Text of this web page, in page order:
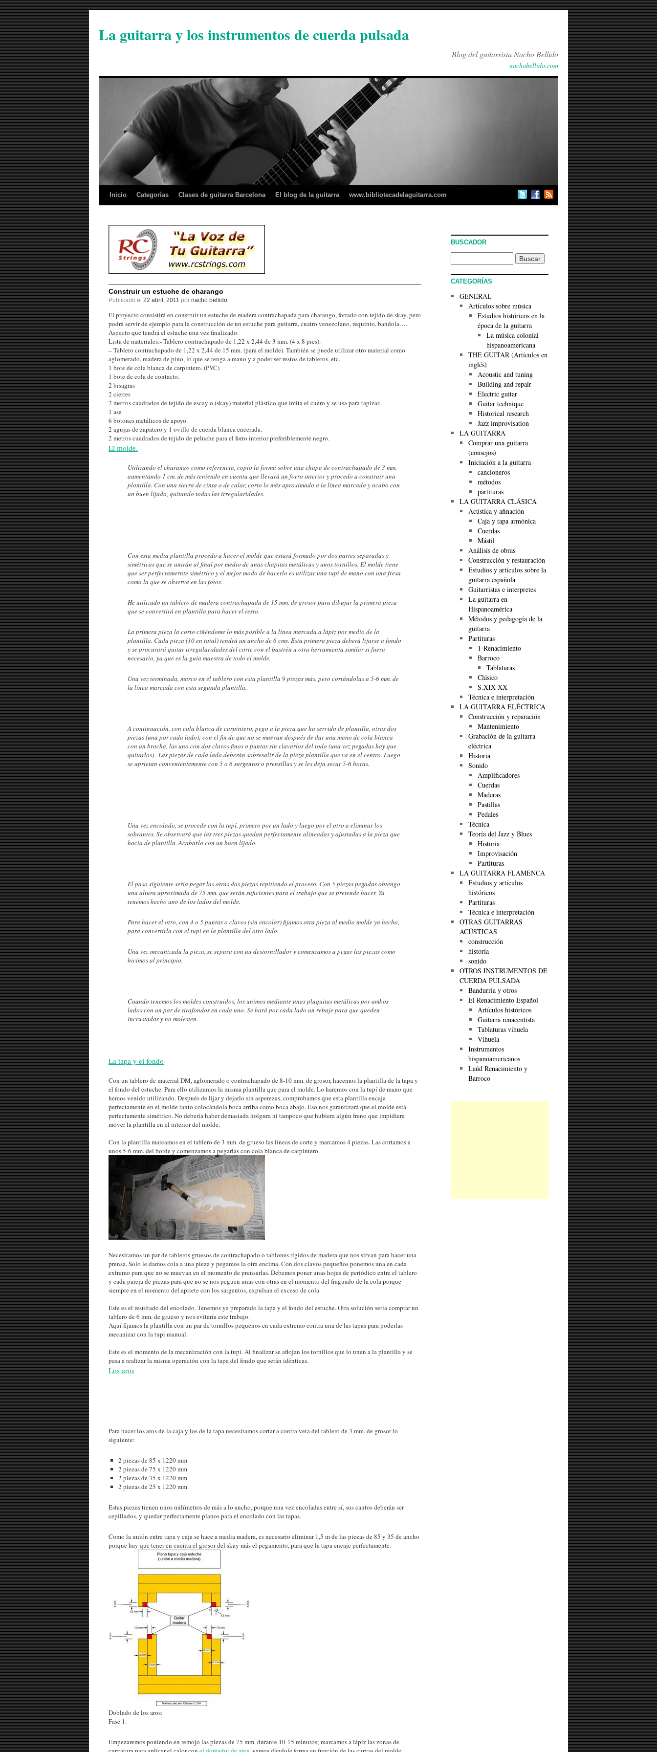
La guitarra y los instrumentos de cuerda pulsada
Blog del guitarrista Nacho Bellido
nachobellido.com
Inicio Categorías Clases de guitarra Barcelona El blog de la guitarra www.bibliotecadelaguitarra.com
Construir un estuche de charango
Publicado el 22 abril, 2011 por nacho bellido
El proyecto consistirá en construir un estuche de madera contrachapada para charango, forrado con tejido de skay, pero
podrá servir de ejemplo para la construcción de un estuche para guitarra, cuatro venezolano, requinto, bandola….
Aspecto que tendrá el estuche una vez finalizado.
Lista de materiales:- Tablero contrachapado de 1,22 x 2,44 de 3 mm. (4 x 8 pies).
– Tablero contrachapado de 1,22 x 2,44 de 15 mm. (para el molde). También se puede utilizar otro material como
aglomerado, madera de pino, lo que se tenga a mano y a poder ser restos de tableros, etc.
1 bote de cola blanca de carpintero. (PVC)
1 bote de cola de contacto.
2 bisagras
2 cierres
2 metros cuadrados de tejido de escay o (skay) material plástico que imita el cuero y se usa para tapizar.
1 asa
6 botones metálicos de apoyo.
2 agujas de zapatero y 1 ovillo de cuerda blanca encerada.
2 metros cuadrados de tejido de peluche para el forro interior preferiblemente negro.
El molde.
Utilizando el charango como referencia, copio la forma sobre una chapa de contrachapado de 3 mm.
aumentando 1 cm. de más teniendo en cuenta que llevará un forro interior y procedo a construir una
plantilla. Con una sierra de cinta o de calar, corto lo más aproximado a la línea marcada y acabo con
un buen lijado, quitando todas las irregularidades.
Con esta media plantilla procedo a hacer el molde que estará formado por dos partes separadas y
simétricas que se unirán al final por medio de unas chapitas metálicas y unos tornillos. El molde tiene
que ser perfectamernte simétrico y el mejor modo de hacerlo es utilizar una tupí de mano con una fresa
como la que se observa en las fotos.
He utilizado un tablero de madera contrachapada de 15 mm. de grosor para dibujar la primera pieza
que se convertirá en plantilla para hacer el resto.
La primera pieza la corto ciñéndome lo más posible a la línea marcada a lápiz por medio de la
plantilla. Cada pieza (10 en total) tendrá un ancho de 6 cms. Esta primera pieza deberá lijarse a fondo
y se procurará quitar irregularidades del corte con el bastrén u otra herramienta similar si fuera
necesario, ya que es la guía maestra de todo el molde.
Una vez terminada, marco en el tablero con esta plantilla 9 piezas más, pero cortándolas a 5-6 mm. de
la línea marcada con esta segunda plantilla.
A continuación, con cola blanca de carpintero, pego a la pieza que ha servido de plantilla, otras dos
piezas (una por cada lado); con el fin de que no se muevan después de dar una mano de cola blanca
con un brocha, las uno con dos clavos finos o puntas sin clavarlos del todo (una vez pegadas hay que
quitarlos) . Las piezas de cada lado deberán sobresalir de la pieza plantilla que va en el centro. Luego
se aprietan convenientemente con 5 o 6 sargentos o prensillas y se les deja secar 5-6 horas.
Una vez encolado, se procede con la tupí, primero por un lado y luego por el otro a eliminar los
sobrantes. Se observará que las tres piezas quedan perfectamente alineadas y ajustadas a la pieza que
hacía de plantilla. Acabarlo con un buen lijado.
El paso siguiente sería pegar las otras dos piezas repitiendo el proceso. Con 5 piezas pegadas obtengo
una altura aproximada de 75 mm. que serán suficientes para el trabajo que se pretende hacer. Ya
tenemos hecho uno de los lados del molde.
Para hacer el otro, con 4 o 5 puntas o clavos (sin encolar) fijamos otra pieza al medio molde ya hecho,
para convertirla con el tupí en la plantilla del otro lado.
Una vez mecanizada la pieza, se separa con un destornillador y comenzamos a pegar las piezas como
hicimos al principio.
Cuando tenemos los moldes construidos, los unimos mediante unas plaquitas metálicas por ambos
lados con un par de tirafondos en cada uno. Se hará por cada lado un rebaje para que queden
incrustadas y no molesten.
La tapa y el fondo
Con un tablero de material DM, aglomerado o contrachapado de 8-10 mm. de grosor, hacemos la plantilla de la tapa y
el fondo del estuche. Para ello utilizamos la misma plantilla que para el molde. Lo haremos con la tupí de mano que
hemos venido utilizando. Después de lijar y dejarlo sin asperezas, comprobamos que esta plantilla encaja
perfectamente en el molde tanto colocándola boca arriba como boca abajo. Eso nos garantizará que el molde está
perfectamente simétrico. No debería haber demasiada holgura ni tampoco que hubiera algún freno que impidiera
mover la plantilla en el interior del molde.
Con la plantilla marcamos en el tablero de 3 mm. de grueso las líneas de corte y marcamos 4 piezas. Las cortamos a
unos 5-6 mm. del borde y comenzamos a pegarlas con cola blanca de carpintero.
Necesitamos un par de tableros gruesos de contrachapado o tablones rígidos de madera que nos sirvan para hacer una
prensa. Solo le damos cola a una pieza y pegamos la otra encima. Con dos clavos pequeños ponemos una en cada
extremo para que no se muevan en el momento de prensarlas. Debemos poner unas hojas de periódico entre el tablero
y cada pareja de piezas para que no se nos peguen unas con otras en el momento del fraguado de la cola porque
siempre en el momento del apriete con los sargentos, expulsan el exceso de cola.
Este es el resultado del encolado. Tenemos ya preparado la tapa y el fondo del estuche. Otra solución sería comprar un
tablero de 6 mm. de grueso y nos evitaría este trabajo.
Aquí fijamos la plantilla con un par de tornillos pequeños en cada extremo contra una de las tapas para poderlas
mecanizar con la tupi manual.
Este es el momento de la mecanización con la tupí. Al finalizar se aflojan los tornillos que lo unen a la plantilla y se
pasa a realizar la misma operación con la tapa del fondo que serán idénticas.
Los aros
Para hacer los aros de la caja y los de la tapa necesitamos cortar a contra veta del tablero de 3 mm. de grosor lo
siguiente:
2 piezas de 85 x 1220 mm
2 piezas de 75 x 1220 mm
2 piezas de 35 x 1220 mm
2 piezas de 25 x 1220 mm
Estas piezas tienen unos milímetros de más a lo ancho, porque una vez encoladas entre sí, sus cantos deberán ser
cepillados, y quedar perfectamente planos para el encolado con las tapas.
Como la unión entre tapa y caja se hace a media madera, es necesario eliminar 1,5 m de las piezas de 85 y 35 de ancho
porque hay que tener en cuenta el grosor del skay más el pegamento, para que la tapa encaje perfectamente.
Doblado de los aros:
Fase 1.
Empezaremos poniendo en remojo las piezas de 75 mm. durante 10-15 minutos; marcamos a lápiz las zonas de
BUSCADOR
CATEGORÍAS
GENERAL
Artículos sobre música
Estudios históricos en la
época de la guitarra
La música colonial
hispanoamericana
THE GUITAR (Artículos en
inglés)
Acoustic and tuning
Building and repair
Electric guitar
Guitar technique
Historical research
Jazz improvisation
LA GUITARRA
Comprar una guitarra
(consejos)
Iniciación a la guitarra
cancioneros
métodos
partituras
LA GUITARRA CLÁSICA
Acústica y afinación
Caja y tapa armónica
Cuerdas
Mástil
Análisis de obras
Construcción y restauración
Estudios y artículos sobre la
guitarra española
Guitarristas e interpretes
La guitarra en
Hispanoamérica
Métodos y pedagogía de la
guitarra
Partituras
1-Renacimiento
Barroco
Tablaturas
Clásico
S.XIX-XX
Técnica e interpretación
LA GUITARRA ELÉCTRICA
Construcción y reparación
Mantenimiento
Grabación de la guitarra
eléctrica
Historia
Sonido
Amplificadores
Cuerdas
Maderas
Pastillas
Pedales
Técnica
Teoría del Jazz y Blues
Historia
Improvisación
Partituras
LA GUITARRA FLAMENCA
Estudios y artículos
históricos
Partituras
Técnica e interpretación
OTRAS GUITARRAS
ACÚSTICAS
construcción
historia
sonido
OTROS INSTRUMENTOS DE
CUERDA PULSADA
Bandurria y otros
El Renacimiento Español
Artículos históricos
Guitarra renacentista
Tablaturas vihuela
Vihuela
Instrumentos
hispanoamericanos
Laúd Renacimiento y
Barroco